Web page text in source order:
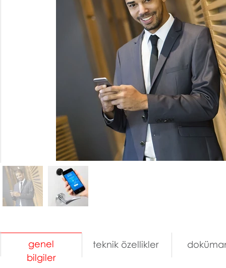
genel
bilgiler
teknik özellikler